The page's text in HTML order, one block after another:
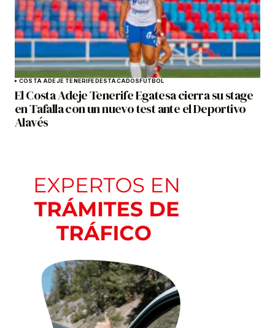
COSTA ADEJE TENERIFEDESTACADOSFÚTBOL
El Costa Adeje Tenerife Egatesa cierra su stage
en Tafalla con un nuevo test ante el Deportivo
Alavés